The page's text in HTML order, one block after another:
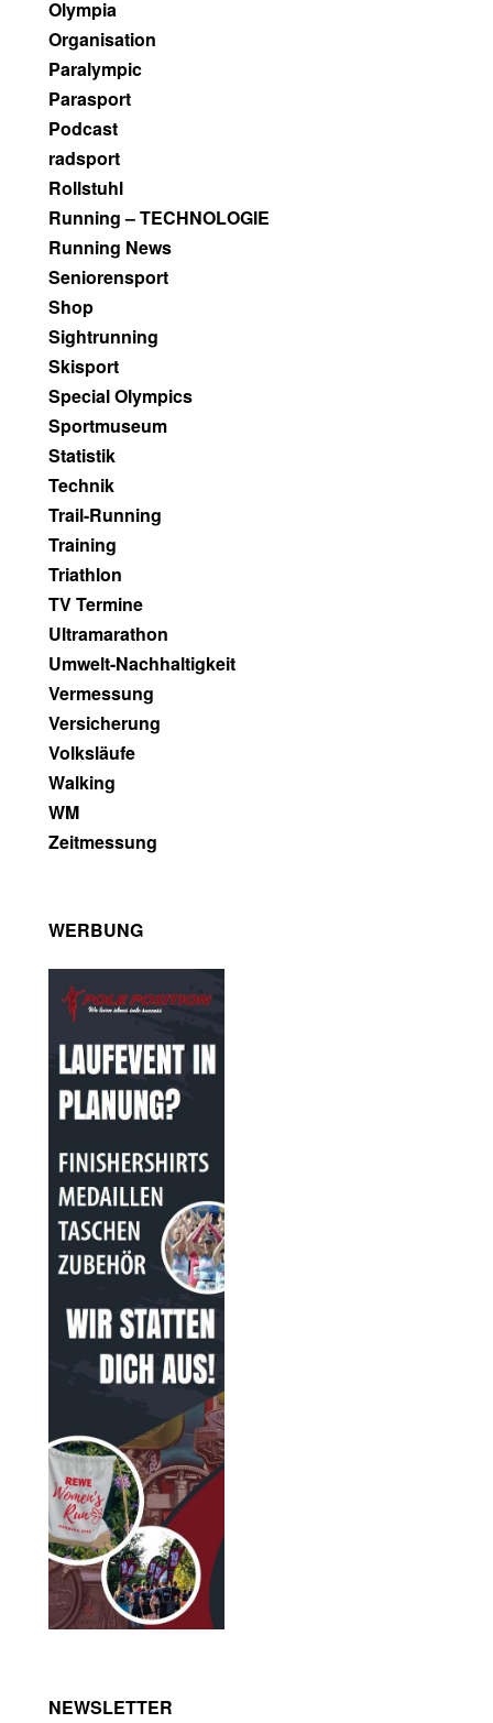
Olympia
Organisation
Paralympic
Parasport
Podcast
radsport
Rollstuhl
Running – TECHNOLOGIE
Running News
Seniorensport
Shop
Sightrunning
Skisport
Special Olympics
Sportmuseum
Statistik
Technik
Trail-Running
Training
Triathlon
TV Termine
Ultramarathon
Umwelt-Nachhaltigkeit
Vermessung
Versicherung
Volksläufe
Walking
WM
Zeitmessung
WERBUNG
NEWSLETTER